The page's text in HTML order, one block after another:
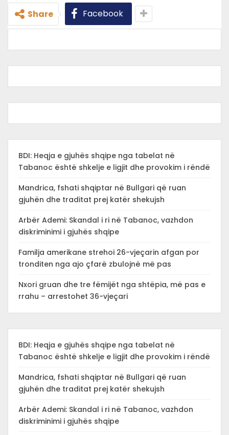
Share Facebook
BDI: Heqja e gjuhës shqipe nga tabelat në
Tabanoc është shkelje e ligjit dhe provokim i rëndë
Mandrica, fshati shqiptar në Bullgari që ruan
gjuhën dhe traditat prej katër shekujsh
Arbër Ademi: Skandal i ri në Tabanoc, vazhdon
diskriminimi i gjuhës shqipe
Familja amerikane strehoi 26-vjeçarin afgan por
tronditen nga ajo çfarë zbulojnë më pas
Nxori gruan dhe tre fëmijët nga shtëpia, më pas e
rrahu – arrestohet 36-vjeçari
BDI: Heqja e gjuhës shqipe nga tabelat në
Tabanoc është shkelje e ligjit dhe provokim i rëndë
Mandrica, fshati shqiptar në Bullgari që ruan
gjuhën dhe traditat prej katër shekujsh
Arbër Ademi: Skandal i ri në Tabanoc, vazhdon
diskriminimi i gjuhës shqipe